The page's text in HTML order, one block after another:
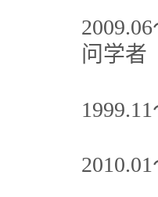
问学者